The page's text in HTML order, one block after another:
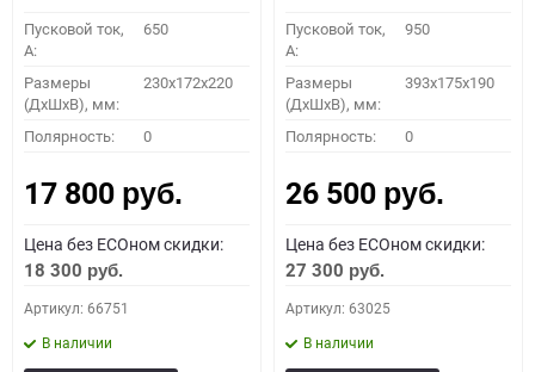
ПОДОБРАТЬ
Как определить полярность?
0 - обратная 1 - прямая 3 - обратная 4 - прямая
Пусковой ток,
A:
650
Размеры
(ДхШхВ), мм:
230x172x220
Полярность: 0
17 800 руб.
Цена без ECOном скидки:
18 300 руб.
Артикул: 66751
В наличии
Пусковой ток,
A:
950
Размеры
(ДхШхВ), мм:
393x175x190
Полярность: 0
26 500 руб.
Цена без ECOном скидки:
27 300 руб.
Артикул: 63025
В наличии